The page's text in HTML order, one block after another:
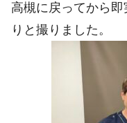
高槻に戻ってから
りと撮りました。